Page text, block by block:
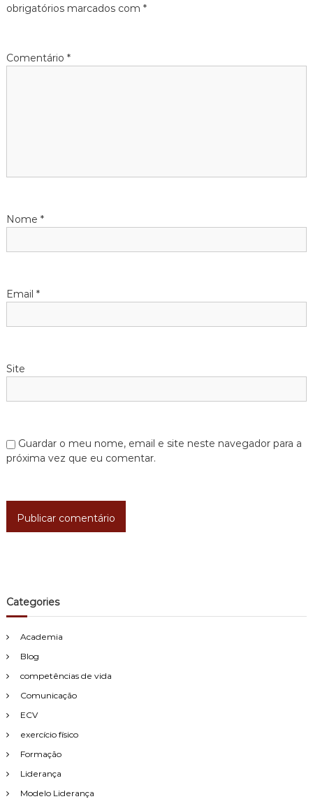
ç
a
r
t
o
obrigatórios marcados com *
Comentário *
Nome *
Email *
Site
Guardar o meu nome, email e site neste navegador para a
próxima vez que eu comentar.
Categories
Academia
Blog
competências de vida
Comunicação
ECV
exercício físico
Formação
Liderança
Modelo Liderança